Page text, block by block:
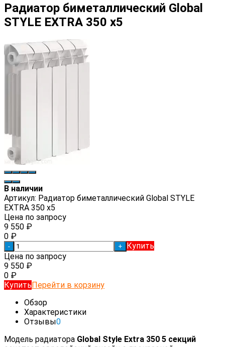
Радиатор биметаллический Global
STYLE EXTRA 350 х5
В наличии
Артикул: Радиатор биметаллический Global STYLE
EXTRA 350 х5
Цена по запросу
9 550 ₽
0 ₽
- +
Купить
Цена по запросу
9 550 ₽
0 ₽
КупитьПерейти в корзину
Обзор
Характеристики
Отзывы0
Модель радиатора Global Style Extra 350 5 секций